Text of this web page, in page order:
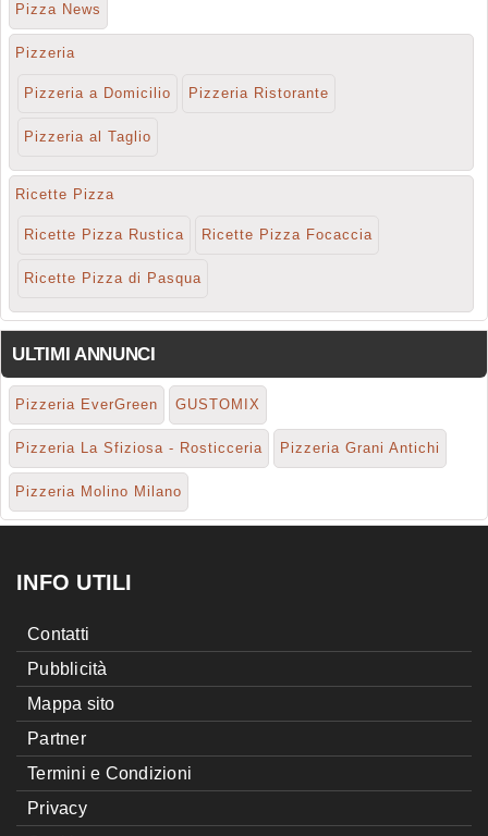
Pizza News
Pizzeria
Pizzeria a Domicilio Pizzeria Ristorante
Pizzeria al Taglio
Ricette Pizza
Ricette Pizza Rustica Ricette Pizza Focaccia
Ricette Pizza di Pasqua
ULTIMI ANNUNCI
Pizzeria EverGreen GUSTOMIX
Pizzeria La Sfiziosa - Rosticceria Pizzeria Grani Antichi
Pizzeria Molino Milano
INFO UTILI
Contatti
Pubblicità
Mappa sito
Partner
Termini e Condizioni
Privacy